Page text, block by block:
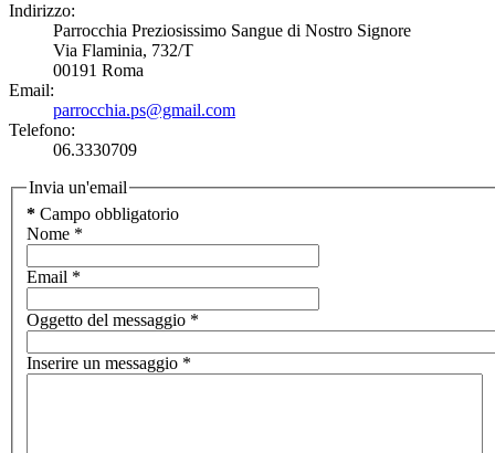
Indirizzo:
Parrocchia Preziosissimo Sangue di Nostro Signore
Via Flaminia, 732/T
00191 Roma
Email:
parrocchia.ps@gmail.com
Telefono:
06.3330709
Invia un'email
* Campo obbligatorio
Nome *
Email *
Oggetto del messaggio *
Inserire un messaggio *